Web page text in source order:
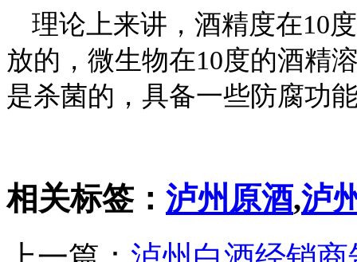
理论上来讲，酒精度在10
放的，微生物在10度的酒精
是杀菌的，具备一些防腐功
相关标签： 泸州原酒,泸